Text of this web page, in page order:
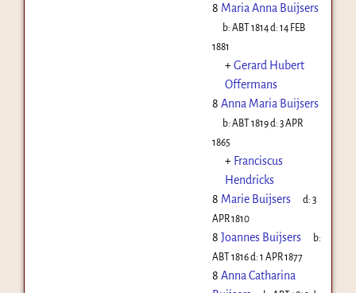
8 Maria Anna Buijsers
b:ABT 1814d:14 FEB
1881
+Gerard Hubert
Offermans
8 Anna Maria Buijsers
b:ABT 1819d:3 APR
1865
+ Franciscus
Hendricks
8 Marie Buijsers d:3
APR 1810
8 Joannes Buijsers
b:
ABT 1816d: 1 APR 1877
8 Anna Catharina